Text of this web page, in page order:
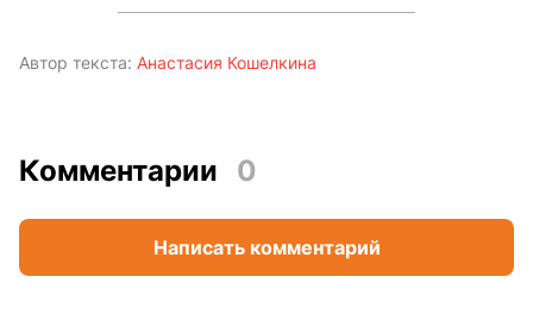
Автор текста: Анастасия Кошелкина
Комментарии 0
Написать комментарий